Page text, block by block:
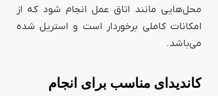
محل‌هایی مانند اتاق عمل انجام شود که از
امکانات کاملی برخوردار است و استریل شده
می‌باشد.
کاندیدای مناسب برای انجام